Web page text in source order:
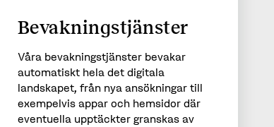
Bevakningstjänster
Våra bevakningstjänster bevakar
automatiskt hela det digitala
landskapet, från nya ansökningar till
exempelvis appar och hemsidor där
eventuella upptäckter granskas av